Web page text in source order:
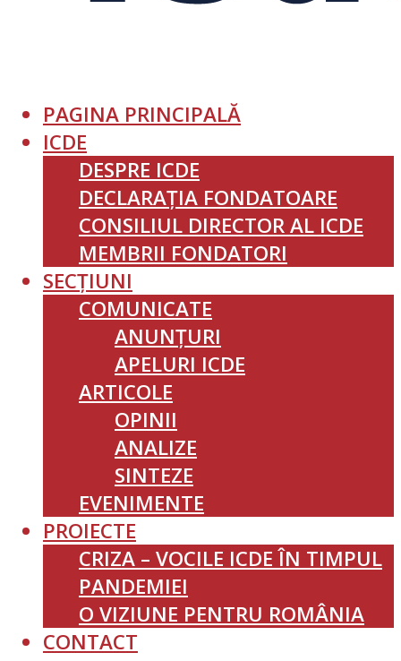
PAGINA PRINCIPALĂ
ICDE
DESPRE ICDE
DECLARAȚIA FONDATOARE
CONSILIUL DIRECTOR AL ICDE
MEMBRII FONDATORI
SECȚIUNI
COMUNICATE
ANUNȚURI
APELURI ICDE
ARTICOLE
OPINII
ANALIZE
SINTEZE
EVENIMENTE
PROIECTE
CRIZA – VOCILE ICDE ÎN TIMPUL
PANDEMIEI
O VIZIUNE PENTRU ROMÂNIA
CONTACT